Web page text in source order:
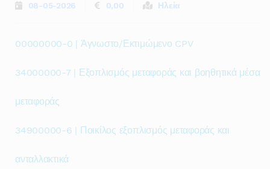
08-05-2026 0,00 Ηλεία
00000000-0 | Άγνωστο/Εκτιμώμενο CPV
34000000-7 | Εξοπλισμός μεταφοράς και βοηθητικά μέσα
μεταφοράς
34900000-6 | Ποικίλος εξοπλισμός μεταφοράς και
ανταλλακτικά